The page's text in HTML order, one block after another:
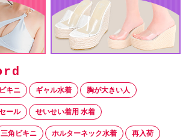
ビキニ ギャル水着 胸が大きい人
ール せいせい着用 水着
三角ビキニ ホルターネック水着 再入荷